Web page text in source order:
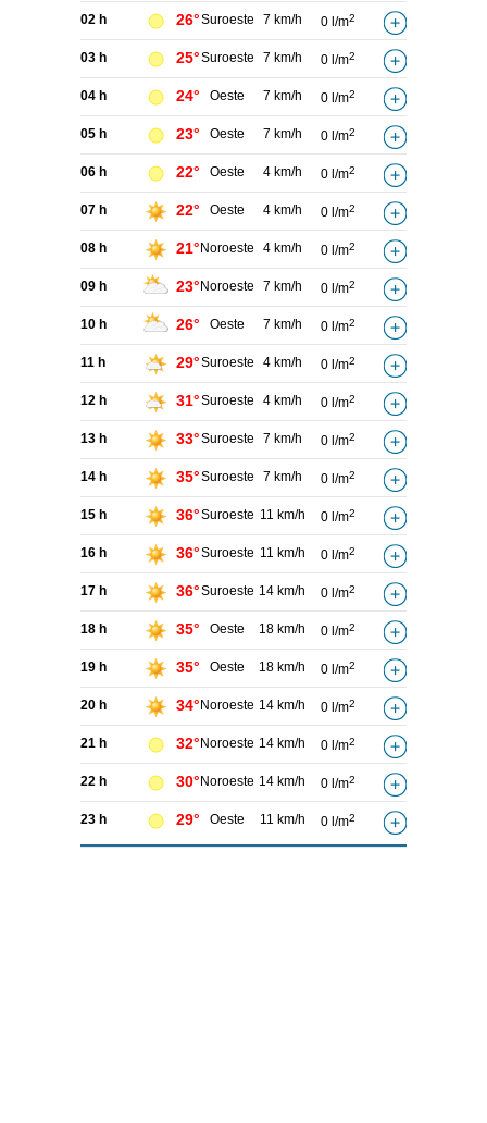
02 h 26°Suroeste 7 km/h 0 l/m2
03 h 25°Suroeste 7 km/h 0 l/m2
04 h 24° Oeste 7 km/h 0 l/m2
05 h 23° Oeste 7 km/h 0 l/m2
06 h 22° Oeste 4 km/h 0 l/m2
07 h 22° Oeste 4 km/h 0 l/m2
08 h 21° Noroeste 4 km/h 0 l/m2
09 h 23° Noroeste 7 km/h 0 l/m2
10 h 26° Oeste 7 km/h 0 l/m2
11 h 29°Suroeste 4 km/h 0 l/m2
12 h 31°Suroeste 4 km/h 0 l/m2
13 h 33°Suroeste 7 km/h 0 l/m2
14 h 35°Suroeste 7 km/h 0 l/m2
15 h 36°Suroeste 11 km/h 0 l/m2
16 h 36°Suroeste 11 km/h 0 l/m2
17 h 36°Suroeste 14 km/h 0 l/m2
18 h 35° Oeste 18 km/h 0 l/m2
19 h 35° Oeste 18 km/h 0 l/m2
20 h 34° Noroeste 14 km/h 0 l/m2
21 h 32° Noroeste 14 km/h 0 l/m2
22 h 30° Noroeste 14 km/h 0 l/m2
23 h 29° Oeste 11 km/h 0 l/m2